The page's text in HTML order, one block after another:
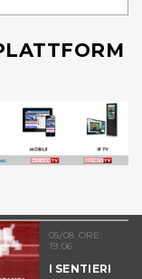
05/08 ORE:
19.06
I SENTIERI